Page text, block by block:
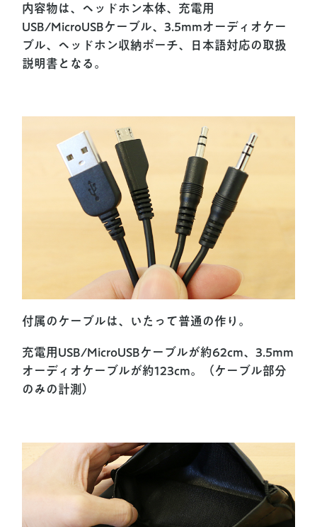
内容物は、ヘッドホン本体、充電用
USB/MicroUSBケーブル、3.5mmオーディオケー
ブル、ヘッドホン収納ポーチ、日本語対応の取扱
説明書となる。
付属のケーブルは、いたって普通の作り。
充電用USB/MicroUSBケーブルが約62cm、3.5mm
オーディオケーブルが約123cm。（ケーブル部分
のみの計測）